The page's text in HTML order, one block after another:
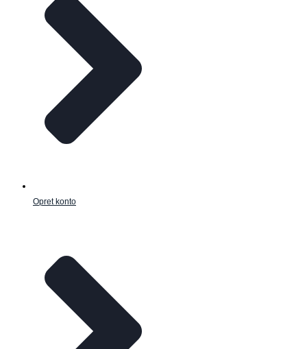
Opret konto